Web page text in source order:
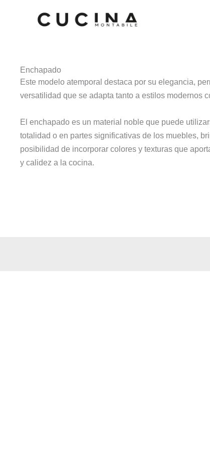
Enchapado
Este modelo atemporal destaca por su elegancia,
versatilidad que se adapta tanto a estilos modernos
El enchapado es un material noble que puede
totalidad o en partes significativas de los muebles,
posibilidad de incorporar colores y texturas que
y calidez a la cocina.